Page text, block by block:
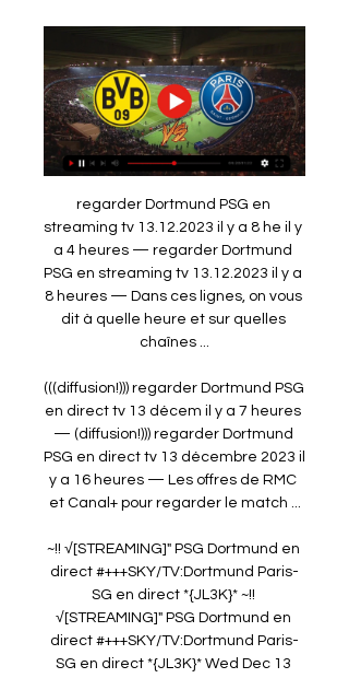
regarder Dortmund PSG en
streaming tv 13.12.2023 il y a 8 he il y
a 4 heures — regarder Dortmund
PSG en streaming tv 13.12.2023 il y a
8 heures — Dans ces lignes, on vous
dit à quelle heure et sur quelles
chaînes ...
(((diffusion!))) regarder Dortmund PSG
en direct tv 13 décem il y a 7 heures
— (diffusion!))) regarder Dortmund
PSG en direct tv 13 décembre 2023 il
y a 16 heures — Les offres de RMC
et Canal+ pour regarder le match ...
~!! √[STREAMING]" PSG Dortmund en
direct #+++SKY/TV:Dortmund Paris-
SG en direct *{JL3K}*﻿ ~!!
√[STREAMING]" PSG Dortmund en
direct #+++SKY/TV:Dortmund Paris-
SG en direct *{JL3K}* Wed Dec 13